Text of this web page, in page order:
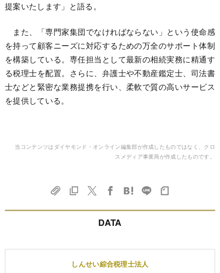
提案いたします」と語る。
また、「専門家集団でなければならない」という使命感
を持って顧客ニーズに対応するための万全のサポート体制
を構築している。専任担当として最新の相続実務に精通す
る税理士を配置。さらに、弁護士や不動産鑑定士、司法書
士などと緊密な業務提携を行い、柔軟で質の高いサービス
を提供している。
当コンテンツはダイヤモンド・ オンライン編集部が作成したものではなく、クロ
スメディア事業局が作成したものです。
DATA
しんせい綜合税理士法人